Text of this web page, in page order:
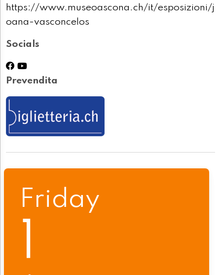
https://www.museoascona.ch/it/esposizioni/j
oana-vasconcelos
Socials
Prevendita
Friday
1